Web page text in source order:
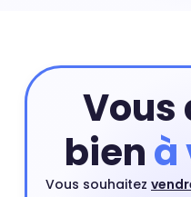
Vous
bienà
Vous souhaitez